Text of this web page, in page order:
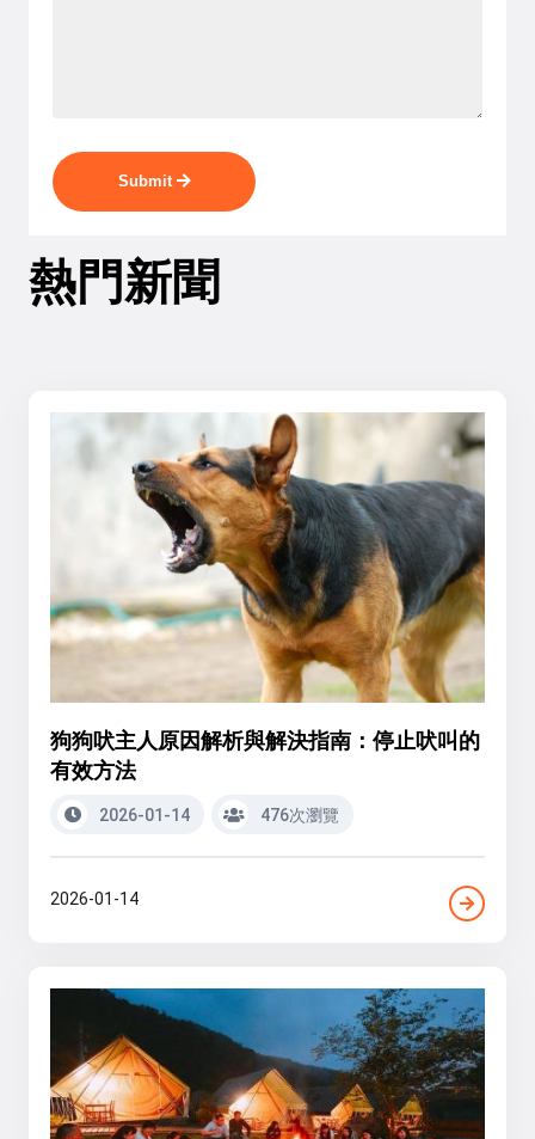
Submit
熱門新聞
狗狗吠主人原因解析與解決指南：停止吠叫的
有效方法
2026-01-14 476次瀏覽
2026-01-14